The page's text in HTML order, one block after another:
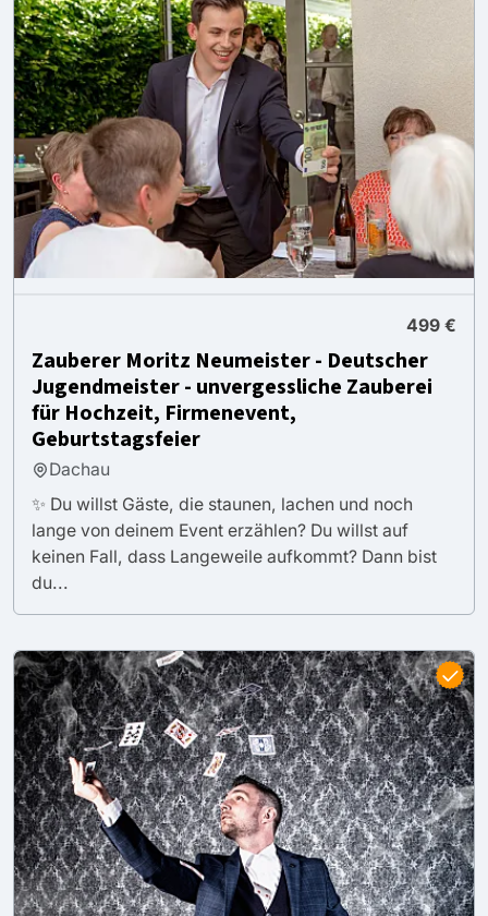
499 €
Zauberer Moritz Neumeister - Deutscher
Jugendmeister - unvergessliche Zauberei
für Hochzeit, Firmenevent,
Geburtstagsfeier
Dachau
✨ Du willst Gäste, die staunen, lachen und noch
lange von deinem Event erzählen? Du willst auf
keinen Fall, dass Langeweile aufkommt? Dann bist
du...